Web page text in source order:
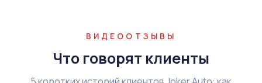
ВИДЕООТЗЫВЫ
Что говорят клиенты